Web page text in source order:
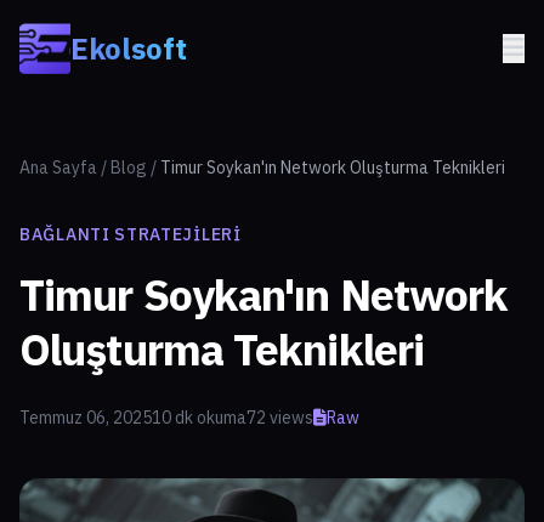
Ekolsoft
Ana Sayfa / Blog / Timur Soykan'ın Network Oluşturma Teknikleri
BAĞLANTI STRATEJILERI
Timur Soykan'ın Network
Oluşturma Teknikleri
Temmuz 06, 202510 dk okuma72 views Raw